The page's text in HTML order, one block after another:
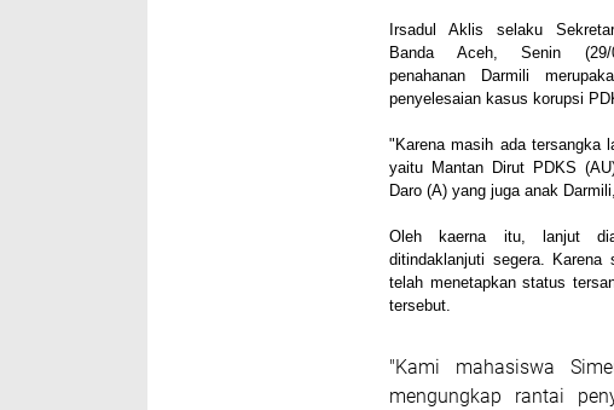
Irsadul Aklis selaku
Banda Aceh, Senin (29/
penahanan Darmili
penyelesaian kasus korupsi
"Karena masih ada tersangka
yaitu Mantan Dirut PDKS
Daro (A) yang juga anak
Oleh kaerna itu, lanjut
ditindaklanjuti segera. Karena
telah menetapkan status
tersebut.
"Kami mahasiswa
mengungkap rantai